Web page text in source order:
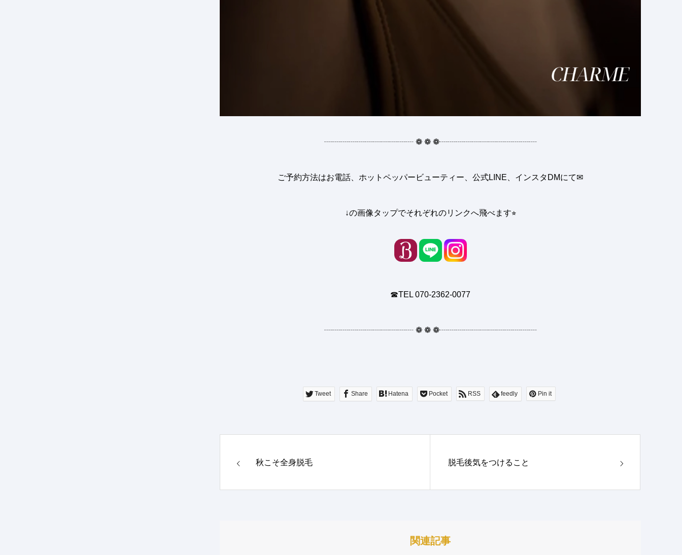
┈┈┈┈┈┈┈┈┈┈┈ ❁ ❁ ❁┈┈┈┈┈┈┈┈┈┈┈┈
ご予約方法はお電話、ホットペッパービューティー、公式LINE、インスタDMにて✉︎
↓の画像タップでそれぞれのリンクへ飛べます⭐︎
☎︎TEL 070-2362-0077
┈┈┈┈┈┈┈┈┈┈┈ ❁ ❁ ❁┈┈┈┈┈┈┈┈┈┈┈┈
Tweet Share Hatena Pocket RSS feedly Pin it
秋こそ全身脱毛 脱毛後気をつけること
関連記事